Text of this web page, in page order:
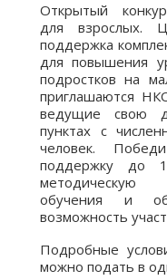
Открытый
для взрослых.
поддержка
для повышения
подростков на
приглашаются
ведущие свою
пунктах с
человек.
поддержку до
методическую
обучения и
возможность
Подробные
можно подать в